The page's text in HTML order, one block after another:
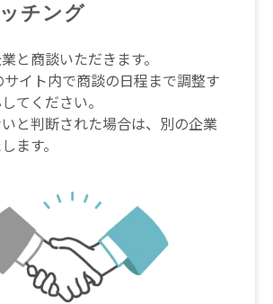
チング
と商談いただきます。
サイト内で商談の日程まで調整す
てください。
と判断された場合は、別の企業
ます。